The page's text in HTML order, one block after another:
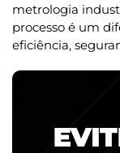
metrologia
processo é um
eficiência,